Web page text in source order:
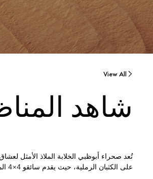
View All
شاهد
تُعد صحراء أبوظبي الخلابة الملاذ الأمثل
على الكثبان الرملية، حيث يقدم سائقو 4×4 المدربون وذوو الخبرة تجربة قيادة لا تُنسى.